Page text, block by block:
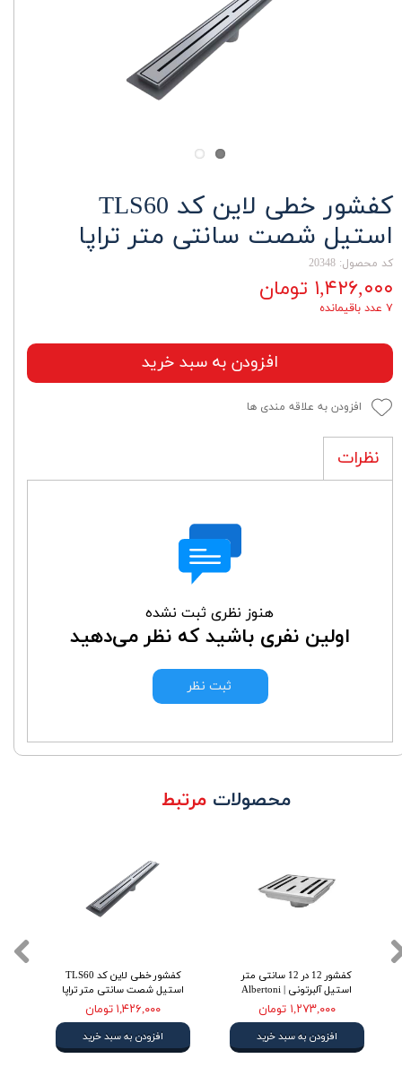
کفشور خطی لاین کد TLS60
استیل شصت سانتی متر تراپا
کد محصول: 20348
۱,۴۲۶,۰۰۰ تومان
۷ عدد باقیمانده
افزودن به سبد خرید
افزودن به علاقه مندی ها
نظرات
هنوز نظری ثبت نشده
اولین نفری باشید که نظر می‌دهید
ثبت نظر
کفشور خطی لاین کد TLS60
استیل شصت سانتی متر تراپا
۱,۴۲۶,۰۰۰ تومان
افزودن به سبد خرید
کفشور 12 در 12 سانتی متر
استیل آلبرتونی | Albertoni
۱,۲۷۳,۰۰۰ تومان
افزودن به سبد خرید
محصولات مرتبط